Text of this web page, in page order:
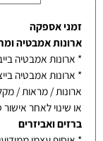
התקנות
אספקה
אמבטיה ומראות עץ
אמבטיה בייבוא ממלאי- אספקה עד 10
בייצור- אספקה עד 14-21 ימי עבודה בבית
/ מראות / מקלחונים
לאחר אישור סופי מלקוח